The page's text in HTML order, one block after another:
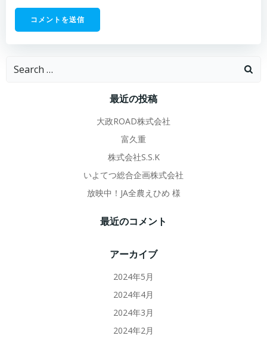
Search
最近の投稿
大政ROAD株式会社
富久重
株式会社S.S.K
いよてつ総合企画株式会社
放映中！JA全農えひめ 様
最近のコメント
アーカイブ
2024年5月
2024年4月
2024年3月
2024年2月